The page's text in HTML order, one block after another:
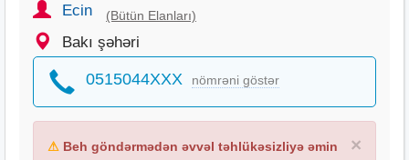
12- Qab-qaşıq
13- Somavar
14- Soyuducu
15- Hər növ tədbirlərin təşkili
16- Hüzür mərasimlərinin təşkili
Işimiz Peşəkarlıqımızdadır
Ecin (Bütün Elanları)
Bakı şəhəri
0515044XXX nömrəni göstər
×
⚠ Beh göndərmədən əvvəl təhlükəsizliyə əmin